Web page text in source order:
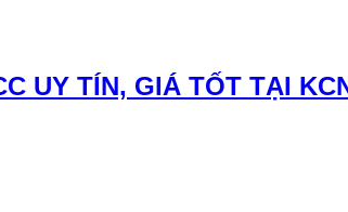
UY TÍN, GIÁ TỐT TẠI